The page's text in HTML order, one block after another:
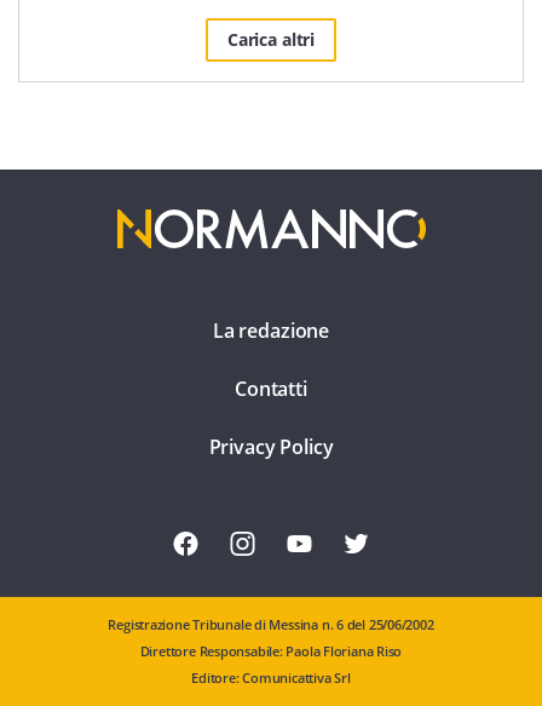
Carica altri
La redazione
Contatti
Privacy Policy
Registrazione Tribunale di Messina n. 6 del 25/06/2002
Direttore Responsabile: Paola Floriana Riso
Editore: Comunicattiva Srl